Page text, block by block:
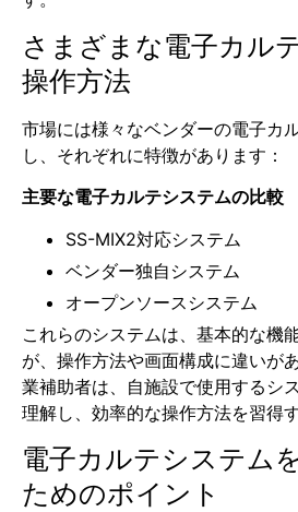
さまざまな電子カル
操作方法
市場には様々なベンダーの電子カ
し、それぞれに特徴があります：
主要な電子カルテシステムの比較
SS-MIX2対応システム
ベンダー独自システム
オープンソースシステム
これらのシステムは、基本的な機
が、操作方法や画面構成に違いが
業補助者は、自施設で使用するシ
理解し、効率的な操作方法を習得
電子カルテシステム
ためのポイント